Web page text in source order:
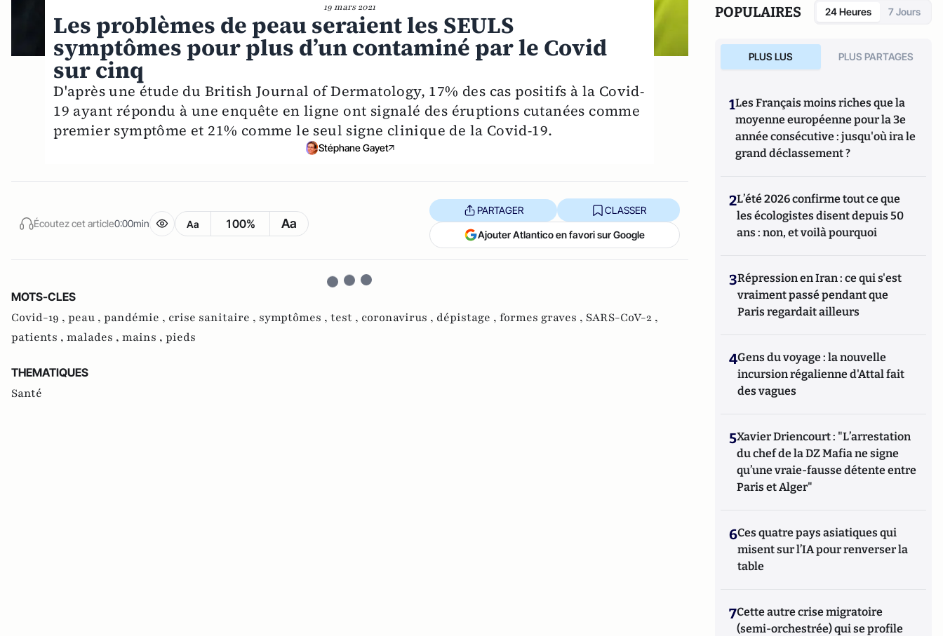
19 mars 2021
Les problèmes de peau seraient les SEULS
symptômes pour plus d’un contaminé par le Covid
sur cinq
D'après une étude du British Journal of Dermatology, 17% des cas positifs à la Covid-
19 ayant répondu à une enquête en ligne ont signalé des éruptions cutanées comme
premier symptôme et 21% comme le seul signe clinique de la Covid-19.
Stéphane Gayet
Écoutez cet article0:00min Aa 100% Aa
PARTAGER CLASSER
Ajouter Atlantico en favori sur Google
MOTS-CLES
Covid-19 , peau , pandémie , crise sanitaire , symptômes , test , coronavirus , dépistage , formes graves , SARS-CoV-2 ,
patients , malades , mains , pieds
THEMATIQUES
Santé
POPULAIRES 24 Heures 7 Jours
PLUS LUS PLUS PARTAGES
1Les Français moins riches que la
moyenne européenne pour la 3e
année consécutive : jusqu'où ira le
grand déclassement ?
2L’été 2026 confirme tout ce que
les écologistes disent depuis 50
ans : non, et voilà pourquoi
3Répression en Iran : ce qui s'est
vraiment passé pendant que
Paris regardait ailleurs
4Gens du voyage : la nouvelle
incursion régalienne d'Attal fait
des vagues
5Xavier Driencourt : "L’arrestation
du chef de la DZ Mafia ne signe
qu’une vraie-fausse détente entre
Paris et Alger"
6Ces quatre pays asiatiques qui
misent sur l’IA pour renverser la
table
7Cette autre crise migratoire
(semi-orchestrée) qui se profile